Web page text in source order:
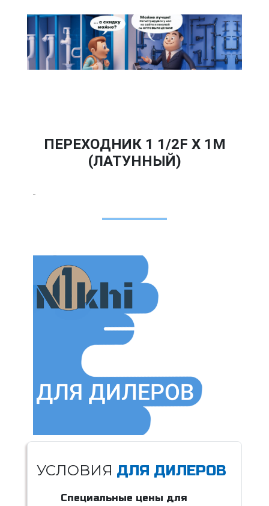
ПЕРЕХОДНИК 1 1/2F Х 1M
(ЛАТУННЫЙ)
УСЛОВИЯ ДЛЯ ДИЛЕРОВ
Специальные цены для